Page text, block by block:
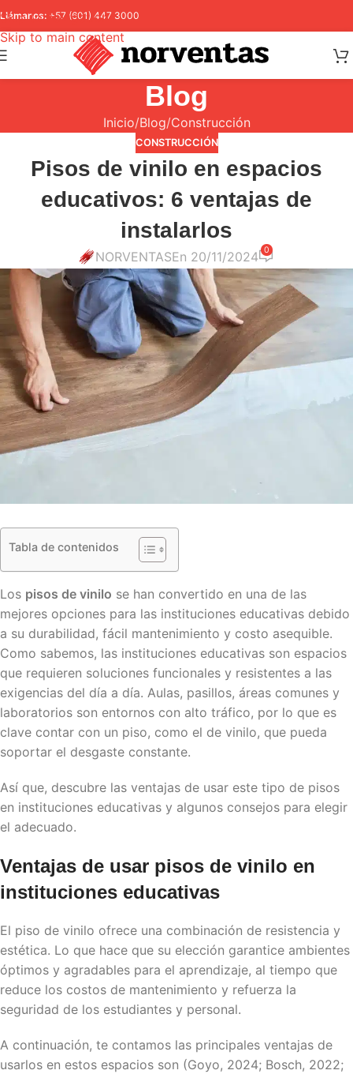
Skip to navigation
Skip to main content
Llámanos: +57 (601) 447 3000
Blog
Inicio Blog Construcción
CONSTRUCCIÓN
Pisos de vinilo en espacios
educativos: 6 ventajas de
instalarlos
NORVENTASEn 20/11/2024 0
Tabla de contenidos
Los pisos de vinilo se han convertido en una de las
mejores opciones para las instituciones educativas debido
a su durabilidad, fácil mantenimiento y costo asequible.
Como sabemos, las instituciones educativas son espacios
que requieren soluciones funcionales y resistentes a las
exigencias del día a día. Aulas, pasillos, áreas comunes y
laboratorios son entornos con alto tráfico, por lo que es
clave contar con un piso, como el de vinilo, que pueda
soportar el desgaste constante.
Así que, descubre las ventajas de usar este tipo de pisos
en instituciones educativas y algunos consejos para elegir
el adecuado.
Ventajas de usar pisos de vinilo en
instituciones educativas
El piso de vinilo ofrece una combinación de resistencia y
estética. Lo que hace que su elección garantice ambientes
óptimos y agradables para el aprendizaje, al tiempo que
reduce los costos de mantenimiento y refuerza la
seguridad de los estudiantes y personal.
A continuación, te contamos las principales ventajas de
usarlos en estos espacios son (Goyo, 2024; Bosch, 2022;